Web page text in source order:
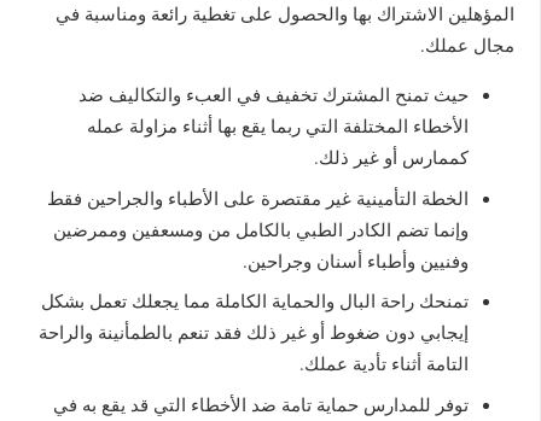
المؤهلين الاشتراك بها والحصول على تغطية رائعة ومناسبة في
مجال عملك.
حيث تمنح المشترك تخفيف في العبء والتكاليف ضد
الأخطاء المختلفة التي ربما يقع بها أثناء مزاولة عمله
كممارس أو غير ذلك.
الخطة التأمينية غير مقتصرة على الأطباء والجراحين فقط
وإنما تضم الكادر الطبي بالكامل من ومسعفين وممرضين
وفنيين وأطباء أسنان وجراحين.
تمنحك راحة البال والحماية الكاملة مما يجعلك تعمل بشكل
إيجابي دون ضغوط أو غير ذلك فقد تنعم بالطمأنينة والراحة
التامة أثناء تأدية عملك.
توفر للمدارس حماية تامة ضد الأخطاء التي قد يقع به في